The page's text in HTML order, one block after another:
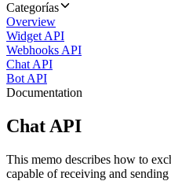
Categorías
Overview
Widget API
Webhooks API
Chat API
Bot API
Documentation
Chat API
This memo describes how to
capable of receiving and sending